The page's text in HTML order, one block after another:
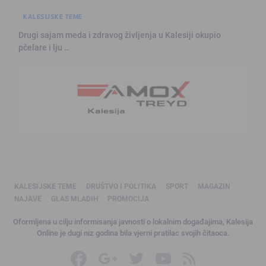
KALESIJSKE TEME
Drugi sajam meda i zdravog življenja u Kalesiji okupio
pčelare i lju …
KALESIJSKE TEME DRUŠTVO I POLITIKA SPORT
MAGAZIN
NAJAVE
GLAS MLADIH PROMOCIJA
Oformljena u cilju informisanja javnosti o lokalnim događajima, Kalesija
Online je dugi niz godina bila vjerni pratilac svojih čitaoca.